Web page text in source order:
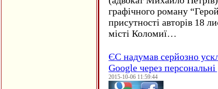
графічного роману
присутності авторів 18
місті Коломиї…
ЄC надумав серйозно
Google через персональні
2015-10-06 11:59:44